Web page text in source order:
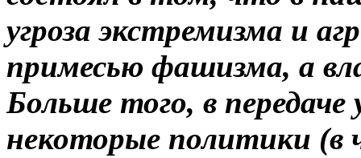
угроза экстремизма и
примесью фашизма, а
Больше того, в
некоторые политики